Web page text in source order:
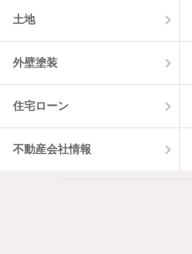
土地
外壁塗装
住宅ローン
不動産会社情報